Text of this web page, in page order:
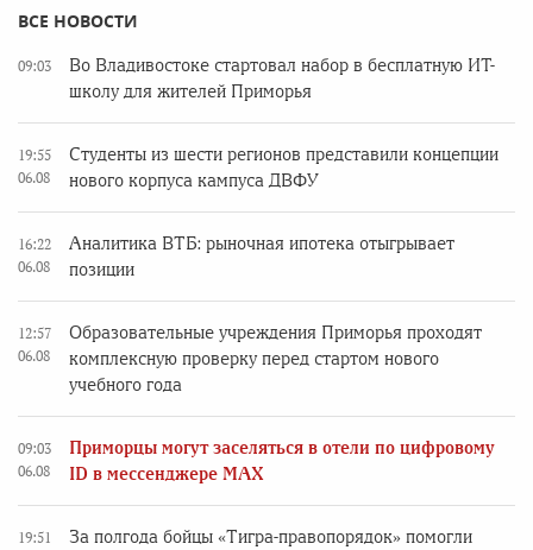
ВСЕ НОВОСТИ
09:03
Во Владивостоке стартовал набор в бесплатную ИТ-
школу для жителей Приморья
19:55
06.08
Студенты из шести регионов представили концепции
нового корпуса кампуса ДВФУ
16:22
06.08
Аналитика ВТБ: рыночная ипотека отыгрывает
позиции
12:57
06.08
Образовательные учреждения Приморья проходят
комплексную проверку перед стартом нового
учебного года
09:03
06.08
Приморцы могут заселяться в отели по цифровому
ID в мессенджере MAX
19:51
За полгода бойцы «Тигра-правопорядок» помогли